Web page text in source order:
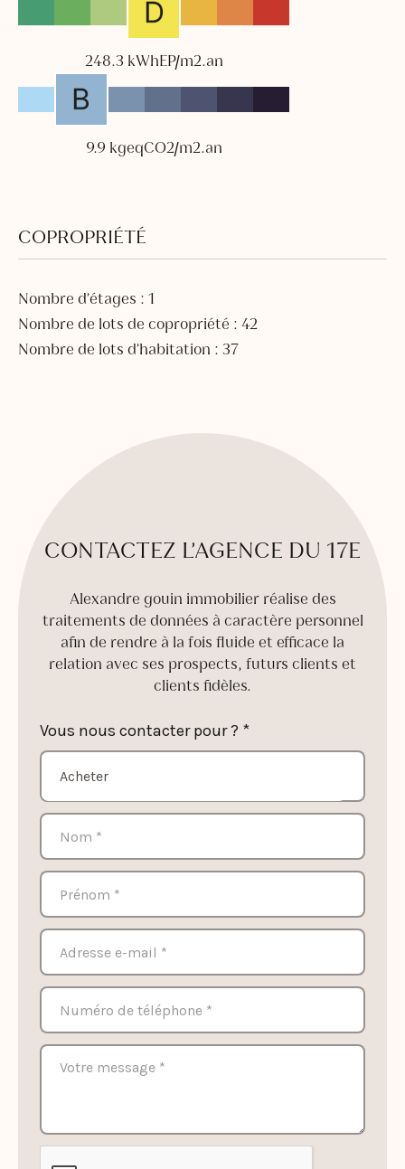
248.3 kWhEP/m2.an
9.9 kgeqCO2/m2.an
COPROPRIÉTÉ
Nombre d’étages : 1
Nombre de lots de copropriété : 42
Nombre de lots d’habitation : 37
CONTACTEZ L’AGENCE DU 17E
Alexandre gouin immobilier réalise des
traitements de données à caractère personnel
afin de rendre à la fois fluide et efficace la
relation avec ses prospects, futurs clients et
clients fidèles.
Vous nous contacter pour ? *